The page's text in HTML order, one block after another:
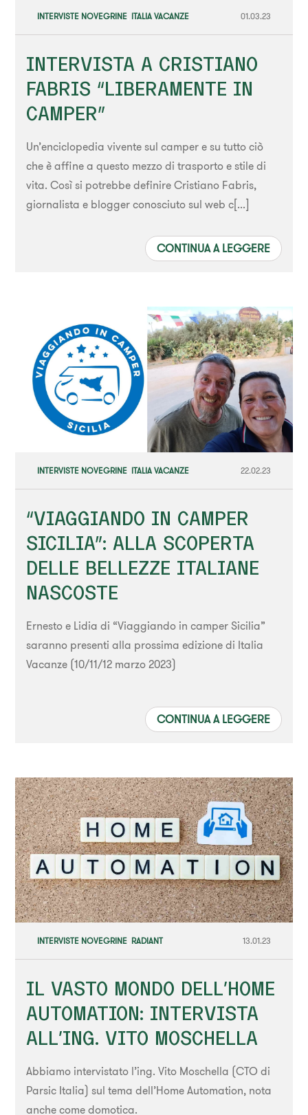
INTERVISTE NOVEGRINE ITALIA VACANZE 01.03.23
INTERVISTA A CRISTIANO
FABRIS “LIBERAMENTE IN
CAMPER”
Un’enciclopedia vivente sul camper e su tutto ciò
che è affine a questo mezzo di trasporto e stile di
vita. Così si potrebbe definire Cristiano Fabris,
giornalista e blogger conosciuto sul web c[...]
CONTINUA A LEGGERE
INTERVISTE NOVEGRINE ITALIA VACANZE 22.02.23
“VIAGGIANDO IN CAMPER
SICILIA”: ALLA SCOPERTA
DELLE BELLEZZE ITALIANE
NASCOSTE
Ernesto e Lidia di “Viaggiando in camper Sicilia”
saranno presenti alla prossima edizione di Italia
Vacanze (10/11/12 marzo 2023)
CONTINUA A LEGGERE
INTERVISTE NOVEGRINE RADIANT 13.01.23
IL VASTO MONDO DELL’HOME
AUTOMATION: INTERVISTA
ALL’ING. VITO MOSCHELLA
Abbiamo intervistato l’ing. Vito Moschella (CTO di
Parsic Italia) sul tema dell’Home Automation, nota
anche come domotica.